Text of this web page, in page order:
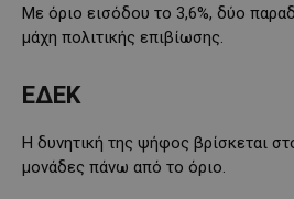
Με όριο εισόδου το 3,6%, δύο
μάχη πολιτικής επιβίωσης.
ΕΔΕΚ
Η δυνητική της ψήφος βρίσκεται
μονάδες πάνω από το όριο.